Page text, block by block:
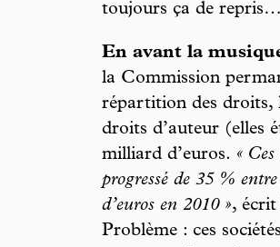
toujours ça de repris…
En avant la
la Commission
répartition des droits,
droits d’auteur (elles
milliard d’euros. «
progressé de 35 %
d’euros en 2010 », écrit
Problème : ces